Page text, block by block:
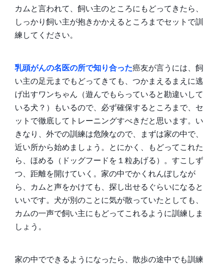
カムと言われて、飼い主のところにもどってきたら、
しっかり飼い主が抱きかかえるところまでセットで訓
練してください。
乳頭がんの名医の所で知り合った癌友が言うには、飼
い主の足元までもどってきても、つかまえるまえに逃
げ出すワンちゃん（遊んでもらっていると勘違いして
いる犬？）もいるので、必ず確保するところまで、セ
ットで徹底してトレーニングすべきだと思います。い
きなり、外での訓練は危険なので、まずは家の中で、
近い所から始めましょう。とにかく、もどってこれた
ら、ほめる（ドッグフードを１粒あげる）。すこしず
つ、距離を開けていく。家の中でかくれんぼしなが
ら、カムと声をかけても、探し出せるぐらいになると
いいです。犬が別のことに気が散っていたとしても、
カムの一声で飼い主にもどってこれるように訓練しま
しょう。
家の中でできるようになったら、散歩の途中でも訓練